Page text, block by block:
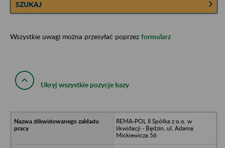
SZUKAJ
Wszystkie uwagi można przesyłać poprzez formularz
Ukryj wszystkie pozycje bazy
REMA-POL II Spółka z o.o. w
likwidacji - Będzin, ul. Adama
Mickiewicza 56